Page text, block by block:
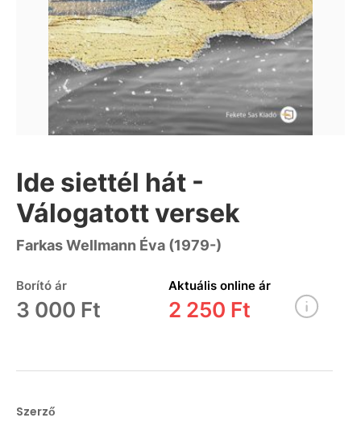
Ide siettél hát -
Válogatott versek
Farkas Wellmann Éva (1979-)
Borító ár
3 000 Ft
Aktuális online ár
2 250 Ft
Szerző